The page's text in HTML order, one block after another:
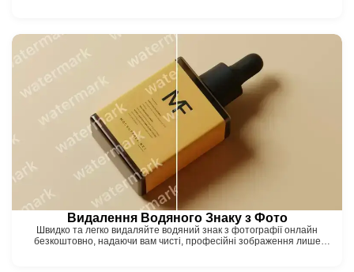
Видалення Водяного Знаку з Фото
Швидко та легко видаляйте водяний знак з фотографії онлайн
безкоштовно, надаючи вам чисті, професійні зображення лише